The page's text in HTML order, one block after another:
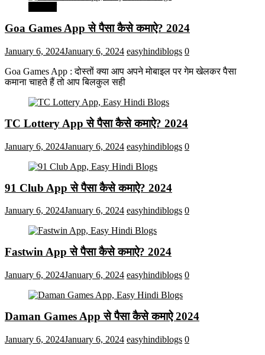
Goa Games App से पैसा कैसे कमाऐ? 2024
January 6, 2024January 6, 2024 easyhindiblogs 0
Goa Games App : दोस्तों क्या आप अपने मोबाइल पर गेम खेलकर पैसा
कमाना चाहते हैं तो आप बिलकुल सही
TC Lottery App से पैसा कैसे कमाऐ? 2024
January 6, 2024January 6, 2024 easyhindiblogs 0
91 Club App से पैसा कैसे कमाऐ? 2024
January 6, 2024January 6, 2024 easyhindiblogs 0
Fastwin App से पैसा कैसे कमाऐ? 2024
January 6, 2024January 6, 2024 easyhindiblogs 0
Daman Games App से पैसा कैसे कमाऐ 2024
January 6, 2024January 6, 2024 easyhindiblogs 0